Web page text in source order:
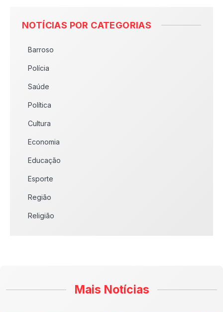
NOTÍCIAS POR CATEGORIAS
Barroso
Polícia
Saúde
Política
Cultura
Economia
Educação
Esporte
Região
Religião
Mais Notícias